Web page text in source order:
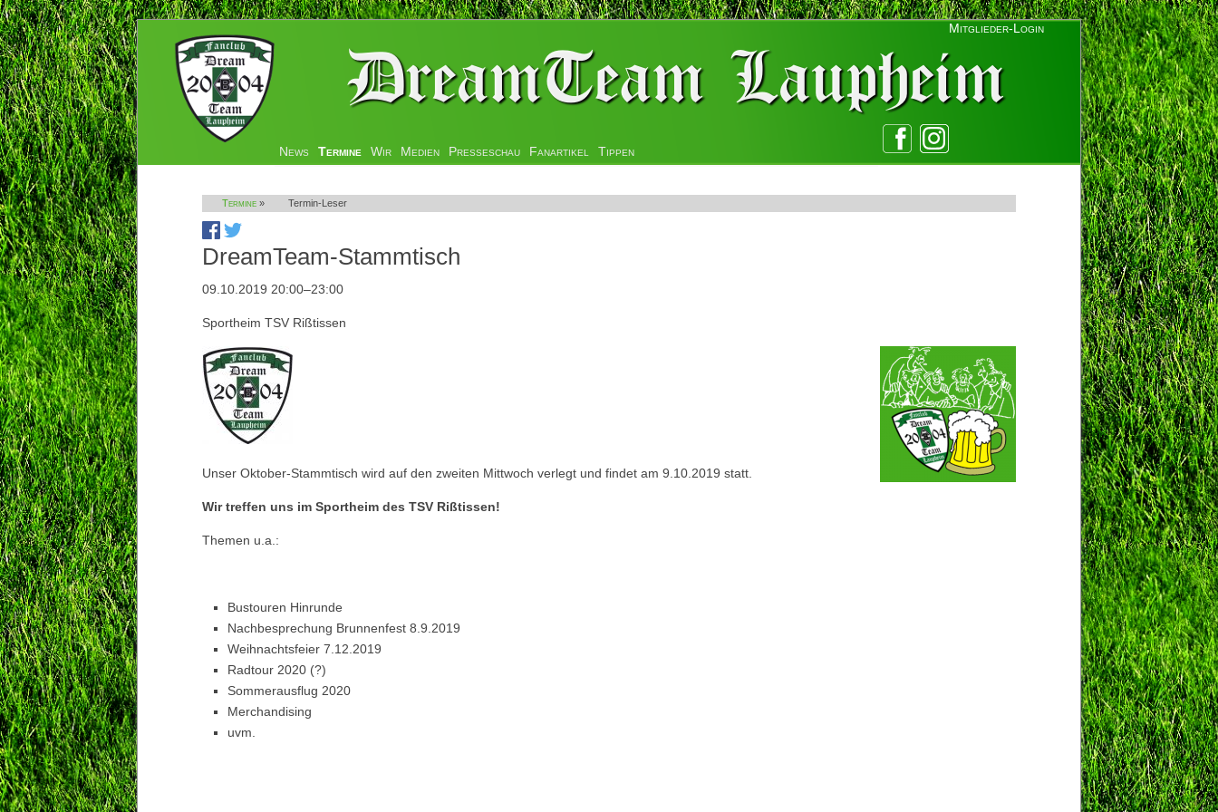
Mitglieder-Login
Navigation
News Termine Wir Medien Presseschau Fanartikel Tippen
Termine » Termin-Leser
DreamTeam-Stammtisch
09.10.2019 20:00–23:00
Sportheim TSV Rißtissen
Unser Oktober-Stammtisch wird auf den zweiten Mittwoch verlegt und findet am 9.10.2019 statt.
Wir treffen uns im Sportheim des TSV Rißtissen!
Themen u.a.:
Bustouren Hinrunde
Nachbesprechung Brunnenfest 8.9.2019
Weihnachtsfeier 7.12.2019
Radtour 2020 (?)
Sommerausflug 2020
Merchandising
uvm.